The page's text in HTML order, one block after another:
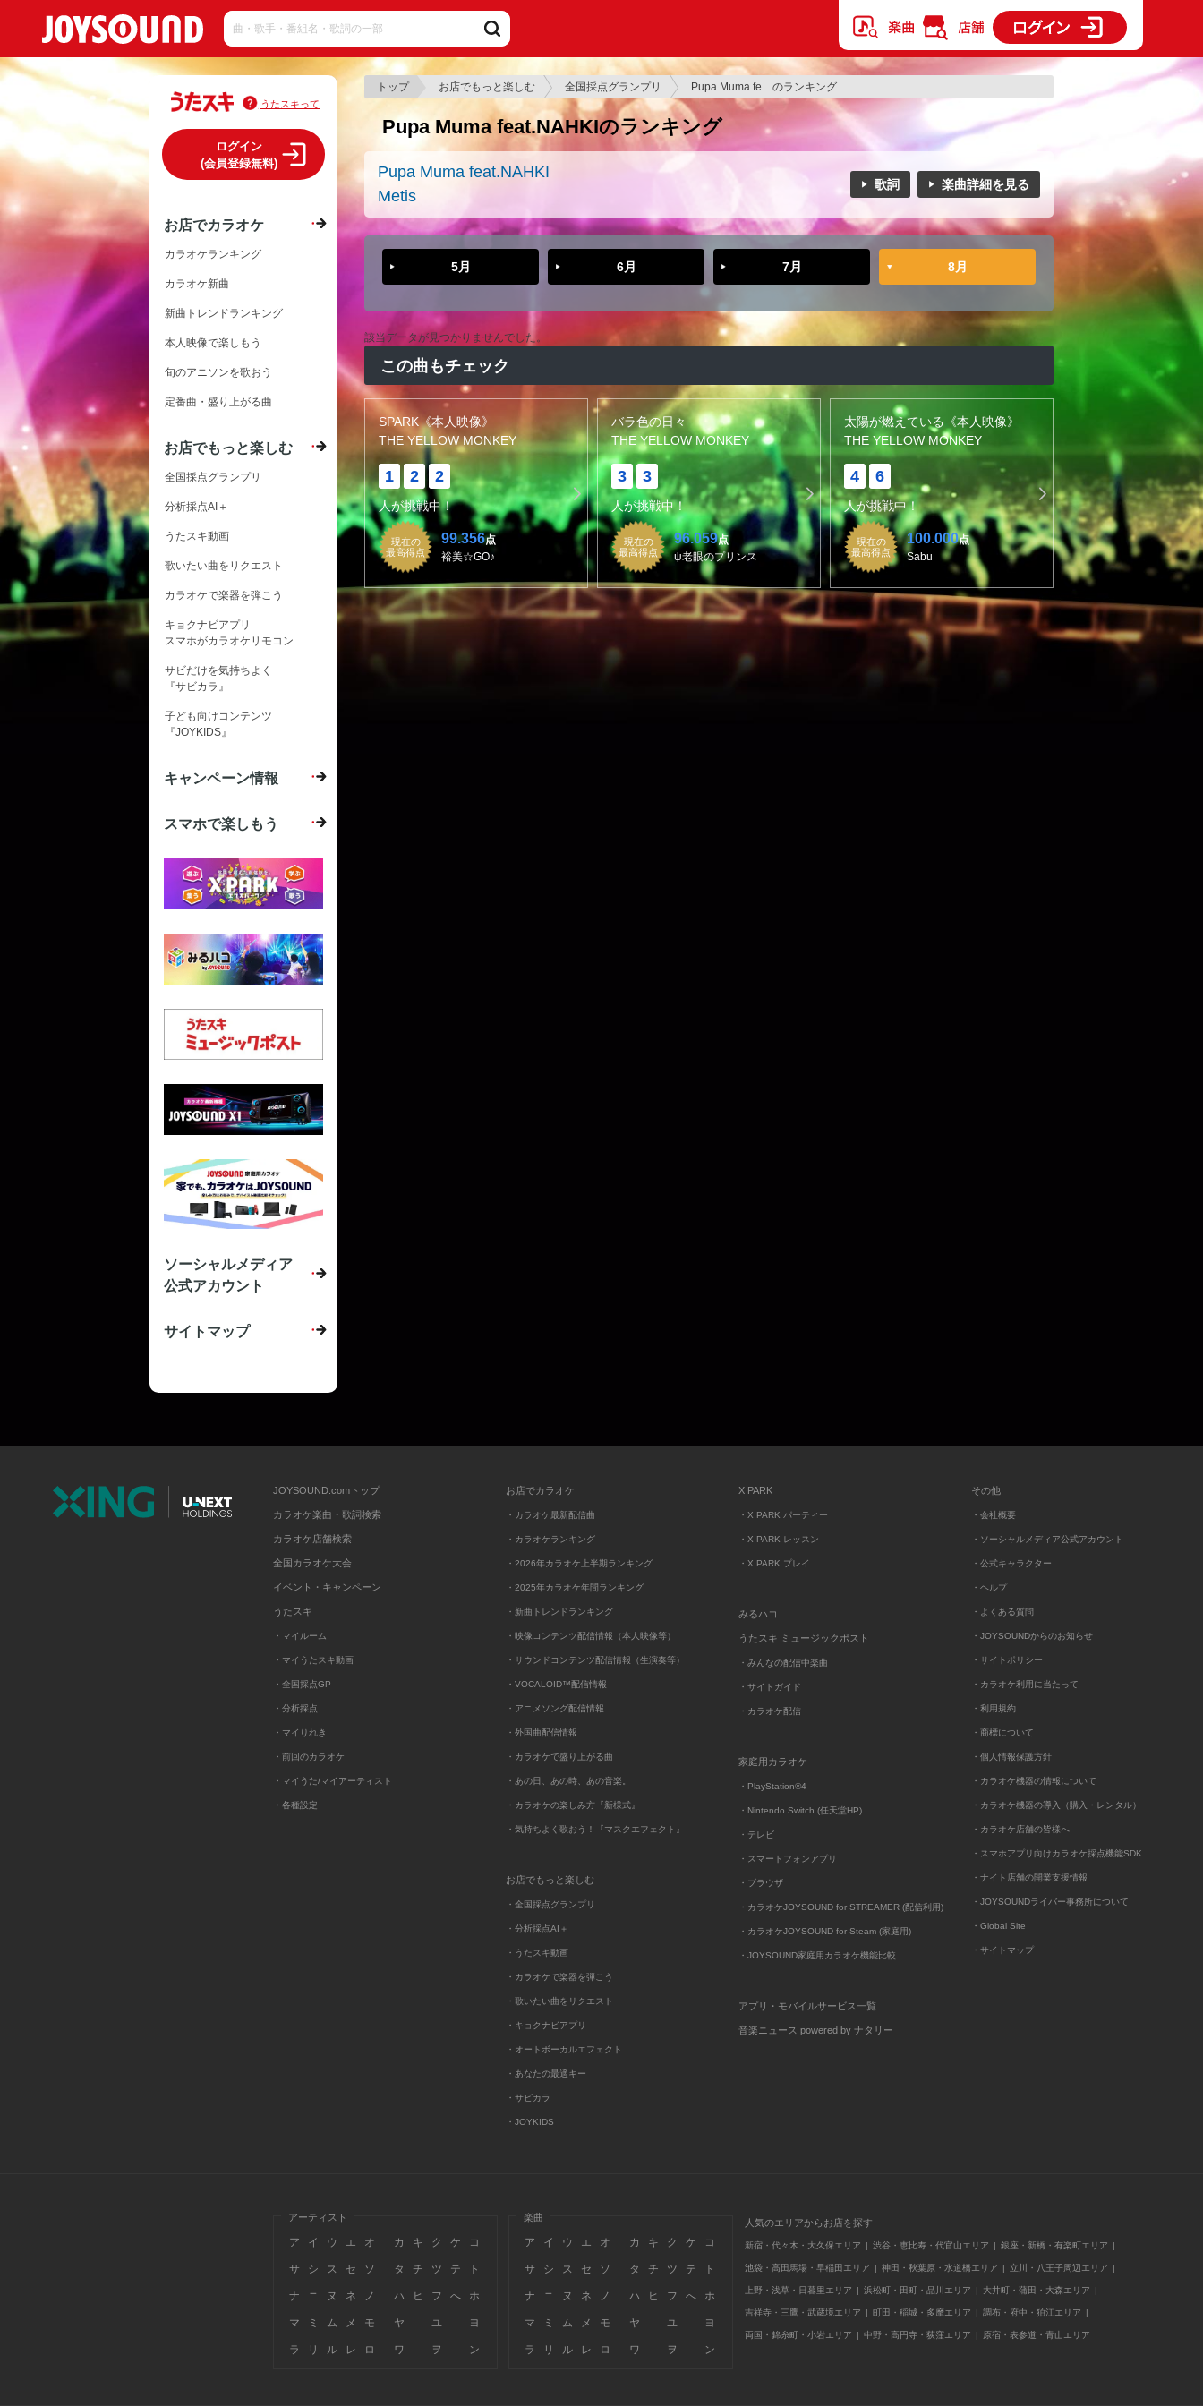
トップ お店でもっと楽しむ 全国採点グランプリ Pupa Muma fe…のランキング
Pupa Muma feat.NAHKIのランキング
Pupa Muma feat.NAHKI
Metis
歌詞 楽曲詳細を見る
5月 6月 7月 8月
該当データが見つかりませんでした。
この曲もチェック
SPARK《本人映像》
THE YELLOW MONKEY
1 2 2
人が挑戦中！
現在の
最高得点
99.356点
裕美☆GO♪
バラ色の日々
THE YELLOW MONKEY
3 3
人が挑戦中！
現在の
最高得点
96.059点
ψ老眼のプリンス
太陽が燃えている《本人映像》
THE YELLOW MONKEY
4 6
人が挑戦中！
現在の
最高得点
100.000点
Sabu
うたスキって
ログイン
(会員登録無料)
お店でカラオケ
カラオケランキング
カラオケ新曲
新曲トレンドランキング
本人映像で楽しもう
旬のアニソンを歌おう
定番曲・盛り上がる曲
お店でもっと楽しむ
全国採点グランプリ
分析採点AI＋
うたスキ動画
歌いたい曲をリクエスト
カラオケで楽器を弾こう
キョクナビアプリ
スマホがカラオケリモコン
サビだけを気持ちよく
『サビカラ』
子ども向けコンテンツ
『JOYKIDS』
キャンペーン情報
スマホで楽しもう
ソーシャルメディア
公式アカウント
サイトマップ
JOYSOUND.comトップ
カラオケ楽曲・歌詞検索
カラオケ店舗検索
全国カラオケ大会
イベント・キャンペーン
うたスキ
・マイルーム
・マイうたスキ動画
・全国採点GP
・分析採点
・マイりれき
・前回のカラオケ
・マイうた/マイアーティスト
・各種設定
お店でカラオケ
・カラオケ最新配信曲
・カラオケランキング
・2026年カラオケ上半期ランキング
・2025年カラオケ年間ランキング
・新曲トレンドランキング
・映像コンテンツ配信情報（本人映像等）
・サウンドコンテンツ配信情報（生演奏等）
・VOCALOID™配信情報
・アニメソング配信情報
・外国曲配信情報
・カラオケで盛り上がる曲
・あの日、あの時、あの音楽。
・カラオケの楽しみ方『新様式』
・気持ちよく歌おう！『マスクエフェクト』
お店でもっと楽しむ
・全国採点グランプリ
・分析採点AI＋
・うたスキ動画
・カラオケで楽器を弾こう
・歌いたい曲をリクエスト
・キョクナビアプリ
・オートボーカルエフェクト
・あなたの最適キー
・サビカラ
・JOYKIDS
X PARK
・X PARK パーティー
・X PARK レッスン
・X PARK プレイ
みるハコ
うたスキ ミュージックポスト
・みんなの配信中楽曲
・サイトガイド
・カラオケ配信
家庭用カラオケ
・PlayStation®4
・Nintendo Switch (任天堂HP)
・テレビ
・スマートフォンアプリ
・ブラウザ
・カラオケJOYSOUND for STREAMER (配信利用)
・カラオケJOYSOUND for Steam (家庭用)
・JOYSOUND家庭用カラオケ機能比較
アプリ・モバイルサービス一覧
音楽ニュース powered by ナタリー
その他
・会社概要
・ソーシャルメディア公式アカウント
・公式キャラクター
・ヘルプ
・よくある質問
・JOYSOUNDからのお知らせ
・サイトポリシー
・カラオケ利用に当たって
・利用規約
・商標について
・個人情報保護方針
・カラオケ機器の情報について
・カラオケ機器の導入（購入・レンタル）
・カラオケ店舗の皆様へ
・スマホアプリ向けカラオケ採点機能SDK
・ナイト店舗の開業支援情報
・JOYSOUNDライバー事務所について
・Global Site
・サイトマップ
アーティスト
ア イ ウ エ オ カ キ ク ケ コ
サ シ ス セ ソ タ チ ツ テ ト
ナ ニ ヌ ネ ノ ハ ヒ フ へ ホ
マ ミ ム メ モ ヤ ユ ヨ
ラ リ ル レ ロ ワ ヲ ン
楽曲
ア イ ウ エ オ カ キ ク ケ コ
サ シ ス セ ソ タ チ ツ テ ト
ナ ニ ヌ ネ ノ ハ ヒ フ へ ホ
マ ミ ム メ モ ヤ ユ ヨ
ラ リ ル レ ロ ワ ヲ ン
人気のエリアからお店を探す
新宿・代々木・大久保エリア 渋谷・恵比寿・代官山エリア 銀座・新橋・有楽町エリア
池袋・高田馬場・早稲田エリア 神田・秋葉原・水道橋エリア 立川・八王子周辺エリア
上野・浅草・日暮里エリア 浜松町・田町・品川エリア 大井町・蒲田・大森エリア
吉祥寺・三鷹・武蔵境エリア 町田・稲城・多摩エリア 調布・府中・狛江エリア
両国・錦糸町・小岩エリア 中野・高円寺・荻窪エリア 原宿・表参道・青山エリア